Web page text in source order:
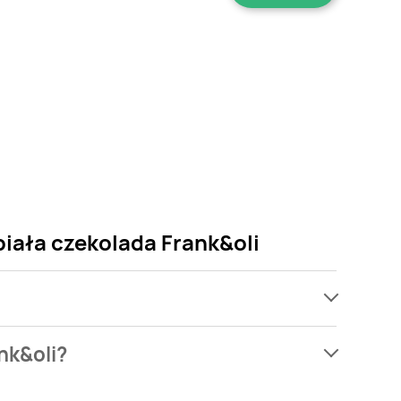
czekolada Frank&oli